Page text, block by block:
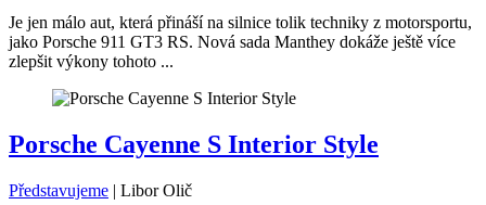
Je jen málo aut, která přináší na silnice tolik techniky z motorsportu,
jako Porsche 911 GT3 RS. Nová sada Manthey dokáže ještě více
zlepšit výkony tohoto ...
Porsche Cayenne S Interior Style
Představujeme | Libor Olič